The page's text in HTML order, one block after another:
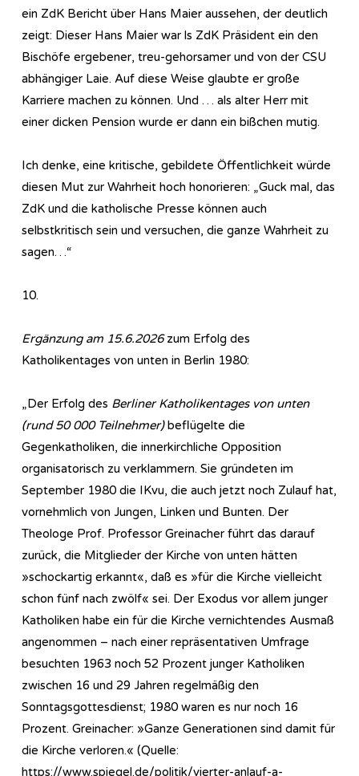
ein ZdK Bericht über Hans Maier aussehen, der deutlich
zeigt: Dieser Hans Maier war ls ZdK Präsident ein den
Bischöfe ergebener, treu-gehorsamer und von der CSU
abhängiger Laie. Auf diese Weise glaubte er große
Karriere machen zu können. Und … als alter Herr mit
einer dicken Pension wurde er dann ein bißchen mutig.
Ich denke, eine kritische, gebildete Öffentlichkeit würde
diesen Mut zur Wahrheit hoch honorieren: „Guck mal, das
ZdK und die katholische Presse können auch
selbstkritisch sein und versuchen, die ganze Wahrheit zu
sagen…“
10.
Ergänzung am 15.6.2026zum Erfolg des
Katholikentages von unten in Berlin 1980:
„Der Erfolg des Berliner Katholikentages von unten
(rund 50 000 Teilnehmer)beflügelte die
Gegenkatholiken, die innerkirchliche Opposition
organisatorisch zu verklammern. Sie gründeten im
September 1980 die IKvu, die auch jetzt noch Zulauf hat,
vornehmlich von Jungen, Linken und Bunten. Der
Theologe Prof. Professor Greinacher führt das darauf
zurück, die Mitglieder der Kirche von unten hätten
»schockartig erkannt«, daß es »für die Kirche vielleicht
schon fünf nach zwölf« sei. Der Exodus vor allem junger
Katholiken habe ein für die Kirche vernichtendes Ausmaß
angenommen – nach einer repräsentativen Umfrage
besuchten 1963 noch 52 Prozent junger Katholiken
zwischen 16 und 29 Jahren regelmäßig den
Sonntagsgottesdienst; 1980 waren es nur noch 16
Prozent. Greinacher: »Ganze Generationen sind damit für
die Kirche verloren.« (Quelle:
https://www.spiegel.de/politik/vierter-anlauf-a-